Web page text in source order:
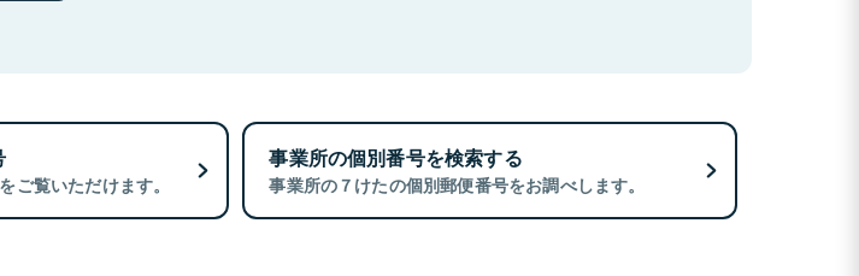
ご覧いただけます。
事業所の個別番号を検索する
事業所の７けたの個別郵便番号をお調べします。